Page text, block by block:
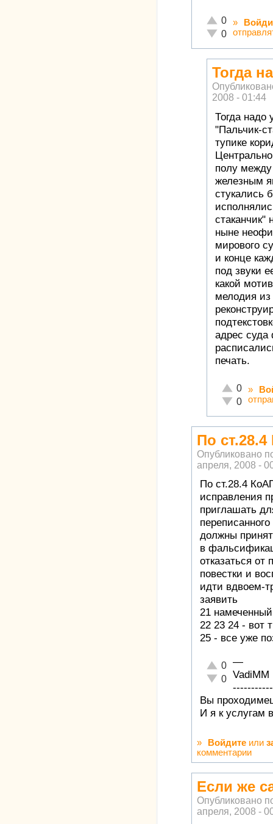
Отлично!
0
Неадекватно!
0
»
Тогда
2008 - 01:44
Тогда надо
"Пальчик-
тупике
полу
железным
стукались
стаканчик"
ныне
мирового
и конце
под звуки
какой
мелодия
адрес
печать.
Отлично!
0
0
»
По
Опубликовано
апреля, 2008 -
По ст.28.4
исправления
приглашать
должны
в
отказаться от
повестки и
идти вдвоем-
заявить
21
22 23 24 - вот
25 - все уже
Отлично!
0
Неадекватно!
0
—
VadiMM
Вы
И я к услугам
» Войдите или
комментарии
Если же
Опубликовано
апреля, 2008 -